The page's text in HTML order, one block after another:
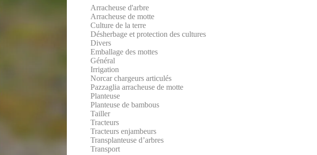
Arracheuse d'arbre
Arracheuse de motte
Culture de la terre
Désherbage et protection des cultures
Divers
Emballage des mottes
Général
Irrigation
Norcar chargeurs articulés
Pazzaglia arracheuse de motte
Planteuse
Planteuse de bambous
Tailler
Tracteurs
Tracteurs enjambeurs
Transplanteuse d’arbres
Transport